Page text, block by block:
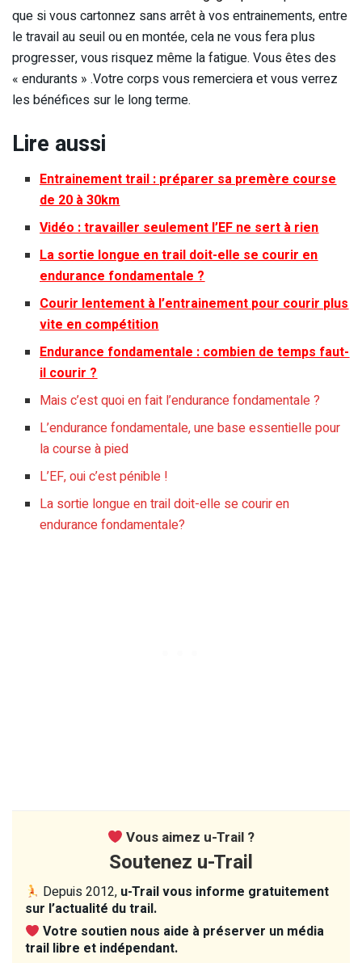
que si vous cartonnez sans arrêt à vos entrainements, entre
le travail au seuil ou en montée, cela ne vous fera plus
progresser, vous risquez même la fatigue. Vous êtes des
« endurants » .Votre corps vous remerciera et vous verrez
les bénéfices sur le long terme.
Lire aussi
Entrainement trail: préparer sa premère course
de 20 à 30km
Vidéo : travailler seulement l’EF ne sert à rien
La sortie longue en trail doit-elle se courir en
endurance fondamentale ?
Courir lentement à l’entrainement pour courir plus
vite en compétition
Endurance fondamentale : combien de temps faut-
il courir ?
Mais c’est quoi en fait l’endurance fondamentale ?
L’endurance fondamentale, une base essentielle pour
la course à pied
L’EF, oui c’est pénible !
La sortie longue en trail doit-elle se courir en
endurance fondamentale?
Vous aimez u-Trail ?
Soutenez u-Trail
Depuis 2012, u-Trail vous informe gratuitement
sur l’actualité du trail.
Votre soutien nous aide à préserver un média
trail libre et indépendant.